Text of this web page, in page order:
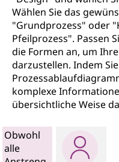
Wählen Sie das
"Grundprozess" oder
Pfeilprozess". Passen
die Formen an, um
darzustellen. Indem
komplexe
übersichtliche Weise
Obwohl
alle